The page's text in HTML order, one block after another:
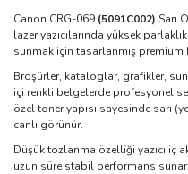
Canon CRG-069 (5091C002) Sarı
lazer yazıcılarında yüksek
sunmak için tasarlanmış
Broşürler, kataloglar, grafikler,
içi renkli belgelerde profesyonel
özel toner yapısı sayesinde sarı
canlı görünür.
Düşük tozlanma özelliği yazıcı iç
uzun süre stabil performans